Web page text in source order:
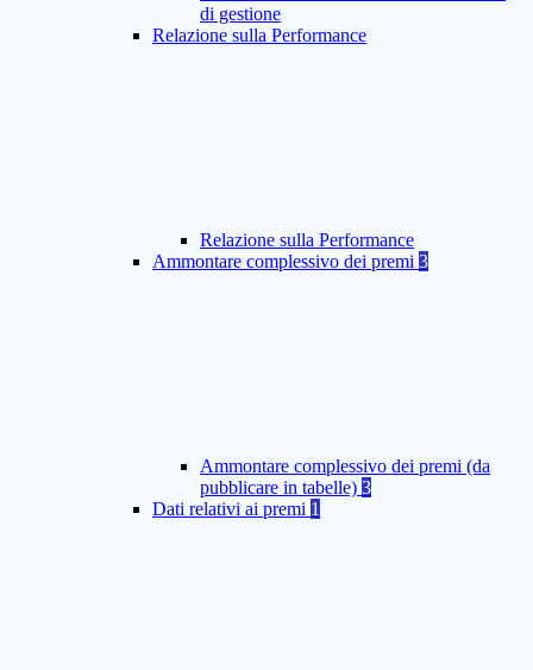
di gestione
Relazione sulla Performance
Relazione sulla Performance
Ammontare complessivo dei premi 3
Ammontare complessivo dei premi (da
pubblicare in tabelle) 3
Dati relativi ai premi 1